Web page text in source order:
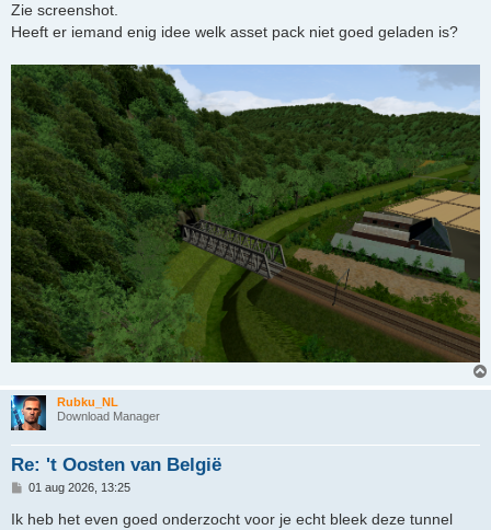
Zie screenshot.
Heeft er iemand enig idee welk asset pack niet goed geladen is?
Rubku_NL
Download Manager
Re: 't Oosten van België
B01 aug 2026, 13:25
Ik heb het even goed onderzocht voor je echt bleek deze tunnel